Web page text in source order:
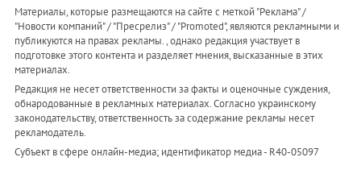
Материалы, которые размещаются на сайте с меткой "Реклама" /
"Новости компаний" / "Пресрелиз" / "Promoted", являются рекламными и
публикуются на правах рекламы. , однако редакция участвует в
подготовке этого контента и разделяет мнения, высказанные в этих
материалах.
Редакция не несет ответственности за факты и оценочные суждения,
обнародованные в рекламных материалах. Согласно украинскому
законодательству, ответственность за содержание рекламы несет
рекламодатель.
Субъект в сфере онлайн-медиа; идентификатор медиа - R40-05097